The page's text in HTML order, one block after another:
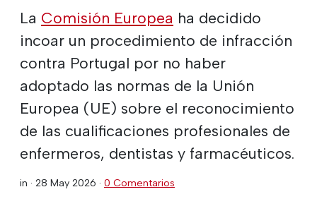
La Comisión Europea ha decidido
incoar un procedimiento de infracción
contra Portugal por no haber
adoptado las normas de la Unión
Europea (UE) sobre el reconocimiento
de las cualificaciones profesionales de
enfermeros, dentistas y farmacéuticos.
in · 28 May 2026 · 0 Comentarios